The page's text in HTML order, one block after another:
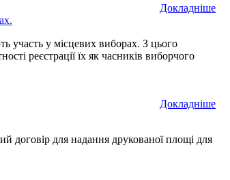
Докладнiше
участь у місцевих виборах. З цього
реєстрації їх як часників виборчого
Докладнiше
договір для надання друкованої площі для